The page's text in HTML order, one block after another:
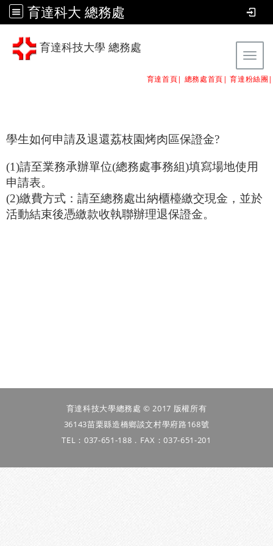
育達科大 總務處
育達科技大學 總務處
育達首頁| 總務處首頁| 育達粉絲團|
學生如何申請及退還荔枝園烤肉區保證金?
(1)請至業務承辦單位(總務處事務組)填寫場地使用
申請表。
(2)繳費方式：請至總務處出納櫃檯繳交現金，並於
活動結束後憑繳款收執聯辦理退保證金。
育達科技大學總務處 © 2017 版權所有
36143苗栗縣造橋鄉談文村學府路168號
TEL：037-651-188．FAX：037-651-201